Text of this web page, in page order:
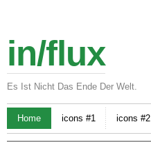
in/flux
Es Ist Nicht Das Ende Der Welt.
Home icons #1 icons #2